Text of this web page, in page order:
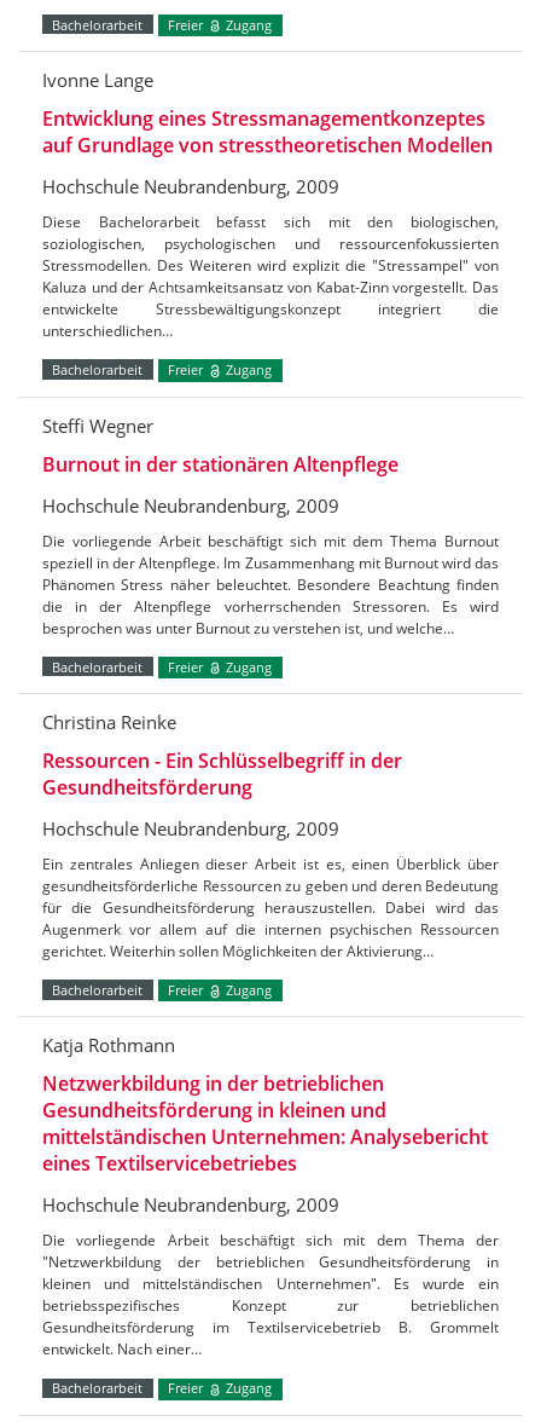
Bachelorarbeit Freier Zugang
Ivonne Lange
Entwicklung eines Stressmanagementkonzeptes
auf Grundlage von stresstheoretischen Modellen
Hochschule Neubrandenburg, 2009
Diese Bachelorarbeit befasst sich mit den biologischen,
soziologischen, psychologischen und ressourcenfokussierten
Stressmodellen. Des Weiteren wird explizit die "Stressampel" von
Kaluza und der Achtsamkeitsansatz von Kabat-Zinn vorgestellt. Das
entwickelte Stressbewältigungskonzept integriert die
unterschiedlichen…
Bachelorarbeit Freier Zugang
Steffi Wegner
Burnout in der stationären Altenpflege
Hochschule Neubrandenburg, 2009
Die vorliegende Arbeit beschäftigt sich mit dem Thema Burnout
speziell in der Altenpflege. Im Zusammenhang mit Burnout wird das
Phänomen Stress näher beleuchtet. Besondere Beachtung finden
die in der Altenpflege vorherrschenden Stressoren. Es wird
besprochen was unter Burnout zu verstehen ist, und welche…
Bachelorarbeit Freier Zugang
Christina Reinke
Ressourcen - Ein Schlüsselbegriff in der
Gesundheitsförderung
Hochschule Neubrandenburg, 2009
Ein zentrales Anliegen dieser Arbeit ist es, einen Überblick über
gesundheitsförderliche Ressourcen zu geben und deren Bedeutung
für die Gesundheitsförderung herauszustellen. Dabei wird das
Augenmerk vor allem auf die internen psychischen Ressourcen
gerichtet. Weiterhin sollen Möglichkeiten der Aktivierung…
Bachelorarbeit Freier Zugang
Katja Rothmann
Netzwerkbildung in der betrieblichen
Gesundheitsförderung in kleinen und
mittelständischen Unternehmen: Analysebericht
eines Textilservicebetriebes
Hochschule Neubrandenburg, 2009
Die vorliegende Arbeit beschäftigt sich mit dem Thema der
"Netzwerkbildung der betrieblichen Gesundheitsförderung in
kleinen und mittelständischen Unternehmen". Es wurde ein
betriebsspezifisches Konzept zur betrieblichen
Gesundheitsförderung im Textilservicebetrieb B. Grommelt
entwickelt. Nach einer…
Bachelorarbeit Freier Zugang